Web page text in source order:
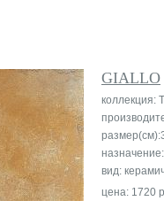
GIALLO
коллекция:
вид:
цена: 1720